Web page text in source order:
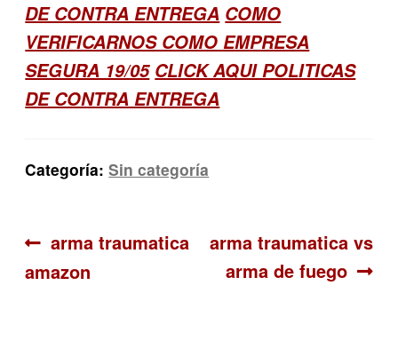
DE CONTRA ENTREGA COMO
VERIFICARNOS COMO EMPRESA
SEGURA 19/05 CLICK AQUI POLITICAS
DE CONTRA ENTREGA
Categoría:Sin categoría
Navegación
de
Anterior:
arma traumatica
amazon
Siguiente:
arma traumatica vs
arma de fuego